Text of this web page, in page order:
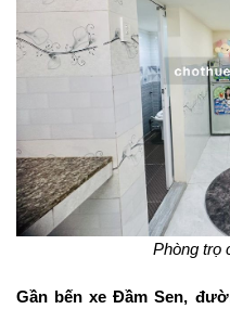
Phòng trọ
Gần bến xe Đầm Sen,